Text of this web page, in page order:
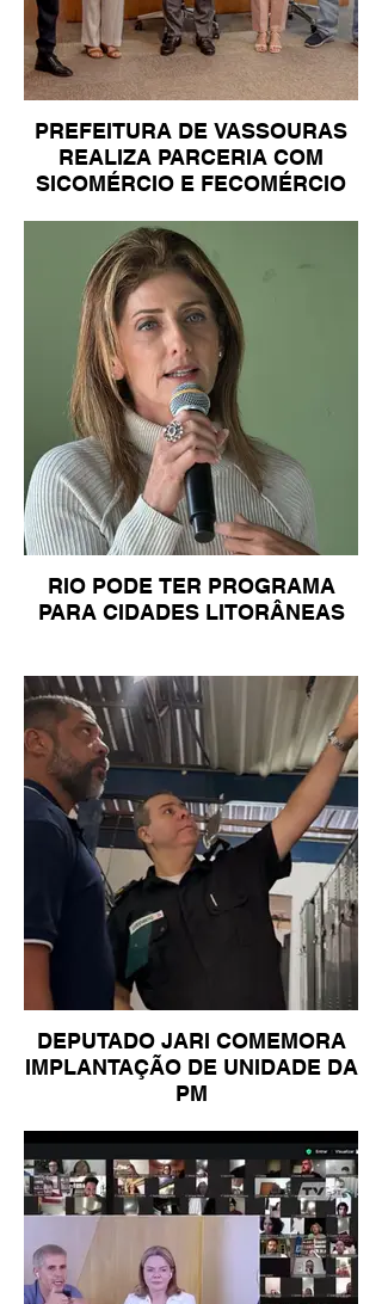
PREFEITURA DE VASSOURAS
REALIZA PARCERIA COM
SICOMÉRCIO E FECOMÉRCIO
RIO PODE TER PROGRAMA
PARA CIDADES LITORÂNEAS
DEPUTADO JARI COMEMORA
IMPLANTAÇÃO DE UNIDADE DA
PM